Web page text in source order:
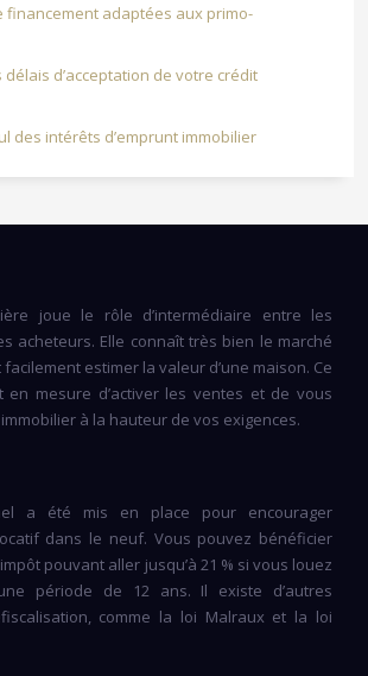
financement adaptées aux primo-
d’acceptation de votre crédit
des intérêts d’emprunt immobilier
joue le rôle d’intermédiaire entre les
acheteurs. Elle connaît très bien le marché
estimer la valeur d’une maison. Ce
en mesure d’activer les ventes et de vous
à la hauteur de vos exigences.
a été mis en place pour encourager
dans le neuf. Vous pouvez bénéficier
pouvant aller jusqu’à 21 % si vous louez
période de 12 ans. Il existe d’autres
comme la loi Malraux et la loi